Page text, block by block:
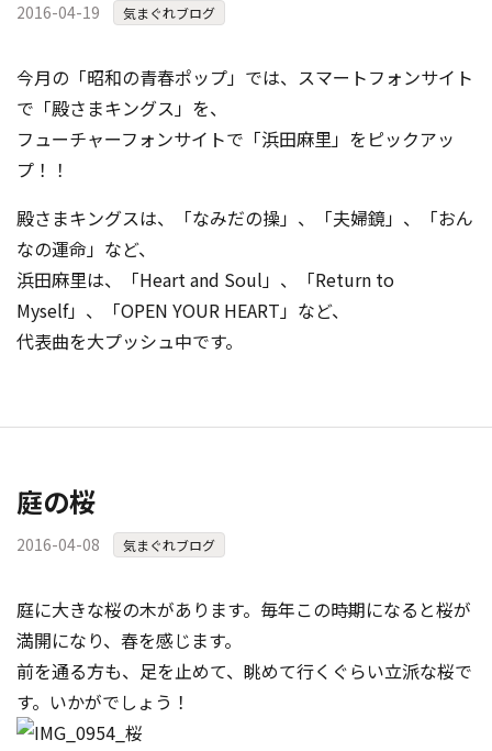
2016-04-19 気まぐれブログ
今月の「昭和の青春ポップ」では、スマートフォンサイト
で「殿さまキングス」を、
フューチャーフォンサイトで「浜田麻里」をピックアッ
プ！！
殿さまキングスは、「なみだの操」、「夫婦鏡」、「おん
なの運命」など、
浜田麻里は、「Heart and Soul」、「Return to
Myself」、「OPEN YOUR HEART」など、
代表曲を大プッシュ中です。
庭の桜
2016-04-08 気まぐれブログ
庭に大きな桜の木があります。毎年この時期になると桜が
満開になり、春を感じます。
前を通る方も、足を止めて、眺めて行くぐらい立派な桜で
す。いかがでしょう！